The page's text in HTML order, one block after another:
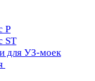
P
ST
для УЗ-моек